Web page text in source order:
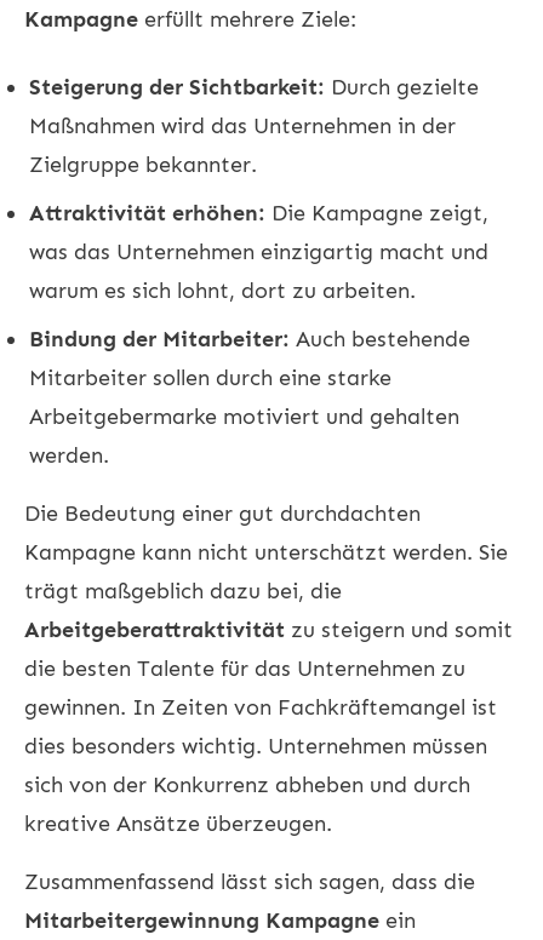
Kampagne erfüllt mehrere Ziele:
Steigerung der Sichtbarkeit: Durch gezielte
Maßnahmen wird das Unternehmen in der
Zielgruppe bekannter.
Attraktivität erhöhen: Die Kampagne zeigt,
was das Unternehmen einzigartig macht und
warum es sich lohnt, dort zu arbeiten.
Bindung der Mitarbeiter: Auch bestehende
Mitarbeiter sollen durch eine starke
Arbeitgebermarke motiviert und gehalten
werden.
Die Bedeutung einer gut durchdachten
Kampagne kann nicht unterschätzt werden. Sie
trägt maßgeblich dazu bei, die
Arbeitgeberattraktivität zu steigern und somit
die besten Talente für das Unternehmen zu
gewinnen. In Zeiten von Fachkräftemangel ist
dies besonders wichtig. Unternehmen müssen
sich von der Konkurrenz abheben und durch
kreative Ansätze überzeugen.
Zusammenfassend lässt sich sagen, dass die
Mitarbeitergewinnung Kampagne ein